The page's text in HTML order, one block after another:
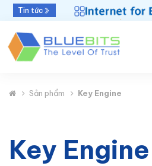
Tin tức
Bluebits được
2025” khu vực APAC
Sản phẩm Key Engine
Key Engine